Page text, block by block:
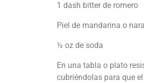
1 dash bitter de romero
Piel de mandarina o
½ oz de soda
En una tabla o plato
cubriéndolas para que